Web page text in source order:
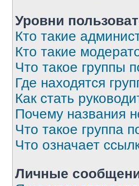
Уровни
Кто такие
Кто такие
Что такое группы
Где находятся
Как стать
Почему названия
Что такое группа
Что означает
Личные